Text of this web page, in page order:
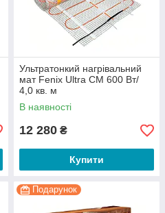
Ультратонкий нагрівальний
мат Fenix Ultra CM 600 Вт/
4,0 кв. м
В наявності
12 280 ₴
Купити
Подарунок